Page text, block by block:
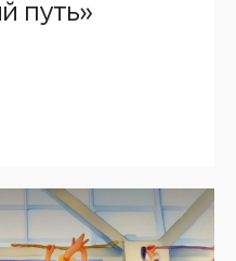
путь»